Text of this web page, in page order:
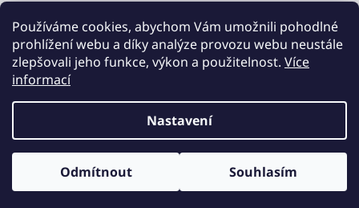
Používáme cookies, abychom Vám umožnili pohodlné
prohlížení webu a díky analýze provozu webu neustále
zlepšovali jeho funkce, výkon a použitelnost. Více
informací
Nastavení
Odmítnout Souhlasím
Copyright 2026Česká geologická služba. Všechna práva
vyhrazena.
Upravit nastavení cookies